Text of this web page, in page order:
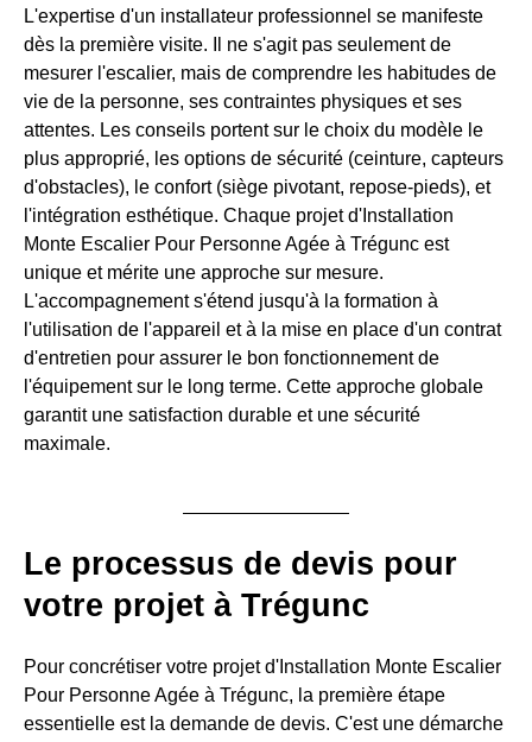
L'expertise d'un installateur professionnel se manifeste
dès la première visite. Il ne s'agit pas seulement de
mesurer l'escalier, mais de comprendre les habitudes de
vie de la personne, ses contraintes physiques et ses
attentes. Les conseils portent sur le choix du modèle le
plus approprié, les options de sécurité (ceinture, capteurs
d'obstacles), le confort (siège pivotant, repose-pieds), et
l'intégration esthétique. Chaque projet d'Installation
Monte Escalier Pour Personne Agée à Trégunc est
unique et mérite une approche sur mesure.
L'accompagnement s'étend jusqu'à la formation à
l'utilisation de l'appareil et à la mise en place d'un contrat
d'entretien pour assurer le bon fonctionnement de
l'équipement sur le long terme. Cette approche globale
garantit une satisfaction durable et une sécurité
maximale.
Le processus de devis pour
votre projet à Trégunc
Pour concrétiser votre projet d'Installation Monte Escalier
Pour Personne Agée à Trégunc, la première étape
essentielle est la demande de devis. C'est une démarche